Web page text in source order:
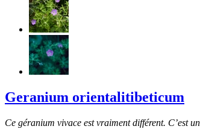
Geranium orientalitibeticum
Ce géranium vivace est vraiment différent. C’est